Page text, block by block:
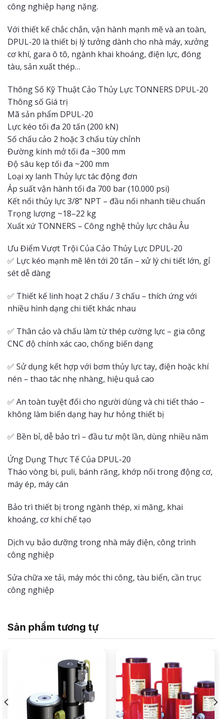
công nghiệp hạng nặng.
Với thiết kế chắc chắn, vận hành mạnh mẽ và an toàn,
DPUL-20 là thiết bị lý tưởng dành cho nhà máy, xưởng
cơ khí, gara ô tô, ngành khai khoáng, điện lực, đóng
tàu, sản xuất thép…
Thông Số Kỹ Thuật Cảo Thủy Lực TONNERS DPUL-20
Thông số Giá trị
Mã sản phẩm DPUL-20
Lực kéo tối đa 20 tấn (200 kN)
Số chấu cảo 2 hoặc 3 chấu tùy chỉnh
Đường kính mở tối đa ~300 mm
Độ sâu kẹp tối đa ~200 mm
Loại xy lanh Thủy lực tác động đơn
Áp suất vận hành tối đa 700 bar (10.000 psi)
Kết nối thủy lực 3/8” NPT – đầu nối nhanh tiêu chuẩn
Trọng lượng ~18–22 kg
Xuất xứ TONNERS – Công nghệ thủy lực châu Âu
Ưu Điểm Vượt Trội Của Cảo Thủy Lực DPUL-20
✅ Lực kéo mạnh mẽ lên tới 20 tấn – xử lý chi tiết lớn, gỉ
sét dễ dàng
✅ Thiết kế linh hoạt 2 chấu / 3 chấu – thích ứng với
nhiều hình dạng chi tiết khác nhau
✅ Thân cảo và chấu làm từ thép cường lực – gia công
CNC độ chính xác cao, chống biến dạng
✅ Sử dụng kết hợp với bơm thủy lực tay, điện hoặc khí
nén – thao tác nhẹ nhàng, hiệu quả cao
✅ An toàn tuyệt đối cho người dùng và chi tiết tháo –
không làm biến dạng hay hư hỏng thiết bị
✅ Bền bỉ, dễ bảo trì – đầu tư một lần, dùng nhiều năm
Ứng Dụng Thực Tế Của DPUL-20
Tháo vòng bi, puli, bánh răng, khớp nối trong động cơ,
máy ép, máy cán
Bảo trì thiết bị trong ngành thép, xi măng, khai
khoáng, cơ khí chế tạo
Dịch vụ bảo dưỡng trong nhà máy điện, công trình
công nghiệp
Sửa chữa xe tải, máy móc thi công, tàu biển, cần trục
công nghiệp
Sản phẩm tương tự